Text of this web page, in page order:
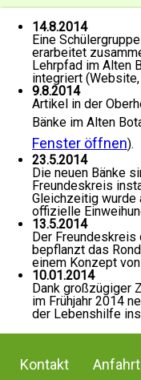
14.8.2014
Eine
erarbeitet
Lehrpfad im Alten
integriert (Website,
9.8.2014
Artikel in der
Bänke im Alten
Fenster öffnen).
23.5.2014
Die neuen Bänke
Freundeskreis
Gleichzeitig wurde
offizielle
13.5.2014
Der Freundeskreis
bepflanzt das
einem Konzept
10.01.2014
Dank großzügiger
im Frühjahr 2014
der Lebenshilfe
Kontakt Anfahrt